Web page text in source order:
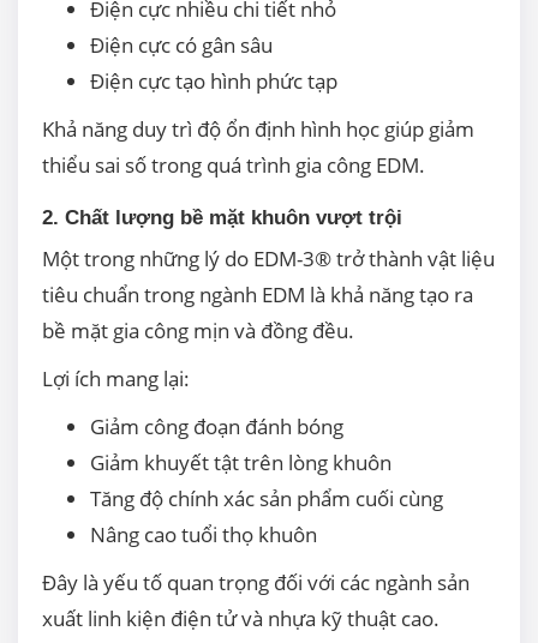
Điện cực nhiều chi tiết nhỏ
Điện cực có gân sâu
Điện cực tạo hình phức tạp
Khả năng duy trì độ ổn định hình học giúp giảm
thiểu sai số trong quá trình gia công EDM.
2. Chất lượng bề mặt khuôn vượt trội
Một trong những lý do EDM-3® trở thành vật liệu
tiêu chuẩn trong ngành EDM là khả năng tạo ra
bề mặt gia công mịn và đồng đều.
Lợi ích mang lại:
Giảm công đoạn đánh bóng
Giảm khuyết tật trên lòng khuôn
Tăng độ chính xác sản phẩm cuối cùng
Nâng cao tuổi thọ khuôn
Đây là yếu tố quan trọng đối với các ngành sản
xuất linh kiện điện tử và nhựa kỹ thuật cao.